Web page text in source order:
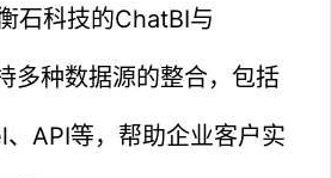
石科技的ChatBI与
多种数据源的整合，包括
API等，帮助企业客户实